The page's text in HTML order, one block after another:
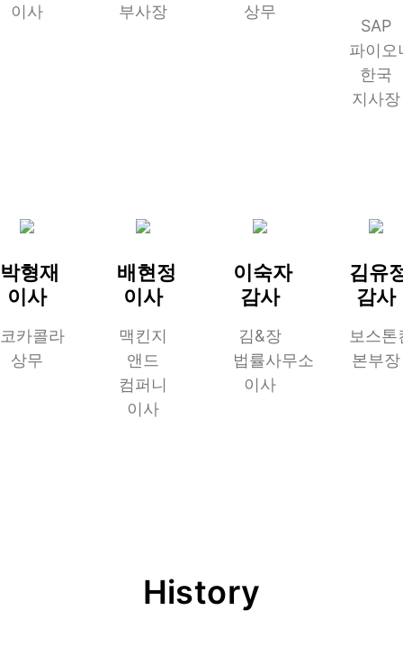
이사
부사장
상무
SAP
파이오
한국
지사장
박형재
이사
코카콜라
상무
배현정
이사
맥킨지
앤드
컴퍼니
이사
이숙자
감사
김&장
법률사무소
이사
김유
감사
보스톤
본부장
History